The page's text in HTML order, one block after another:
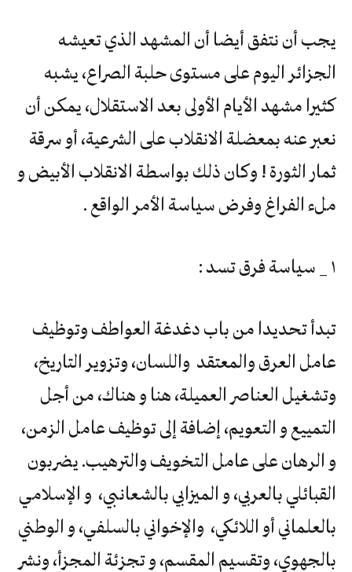
يجب أن نتفق أيضا أن المشهد الذي تعيشه
الجزائر اليوم على مستوى حلبة الصراع، يشبه
كثيرا مشهد الأيام الأولى بعد الاستقلال، يمكن أن
نعبر عنه بمعضلة الانقلاب على الشرعية، أو سرقة
ثمار الثورة ! وكان ذلك بواسطة الانقلاب الأبيض و
ملء الفراغ وفرض سياسة الأمر الواقع .
١ _ سياسة فرق تسد :
تبدأ تحديدا من باب دغدغة العواطف وتوظيف
عامل العرق والمعتقد واللسان، وتزوير التاريخ،
وتشغيل العناصر العميلة، هنا و هناك، من أجل
التمييع و التعويم، إضافة إلى توظيف عامل الزمن،
و الرهان على عامل التخويف والترهيب. يضربون
القبائلي بالعربي، و الميزابي بالشعانبي، و الإسلامي
بالعلماني أو اللائكي، والإخواني بالسلفي، و الوطني
بالجهوي، وتقسيم المقسم، و تجزئة المجزأ، ونشر